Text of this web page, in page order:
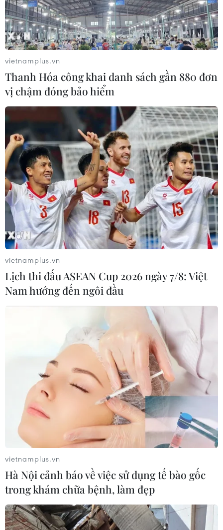
vietnamplus.vn
Thanh Hóa công khai danh sách gần 880 đơn
vị chậm đóng bảo hiểm
vietnamplus.vn
Lịch thi đấu ASEAN Cup 2026 ngày 7/8: Việt
Nam hướng đến ngôi đầu
vietnamplus.vn
Hà Nội cảnh báo về việc sử dụng tế bào gốc
trong khám chữa bệnh, làm đẹp